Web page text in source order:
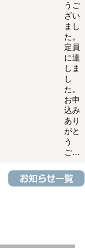
うご
ざい
まし
た。
定員
に達
しま
し
た。
お申
込み
あり
がと
う
ご…